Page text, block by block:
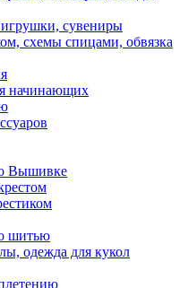
сувениры
схемы спицами, обвязка
начинающих
Вышивке
шитью
одежда для кукол